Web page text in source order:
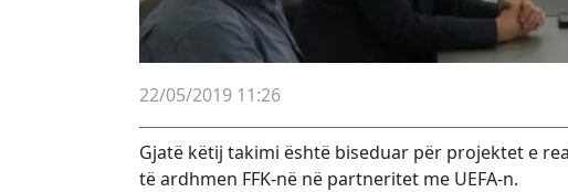
22/05/2019 11:26
Gjatë këtij takimi është biseduar për projektet e
të ardhmen FFK-në në partneritet me UEFA-n.